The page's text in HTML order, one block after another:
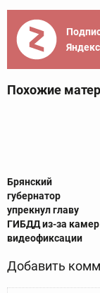
Похожие
Брянский
губернатор
упрекнул главу
ГИБДД из-за камер
видеофиксации
Добавить